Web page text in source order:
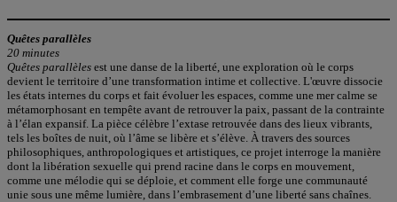
Quêtes parallèles
20 minutes
Quêtes parallèles est une danse de la liberté, une exploration où le corps
devient le territoire d’une transformation intime et collective. L'œuvre dissocie
les états internes du corps et fait évoluer les espaces, comme une mer calme se
métamorphosant en tempête avant de retrouver la paix, passant de la contrainte
à l’élan expansif. La pièce célèbre l’extase retrouvée dans des lieux vibrants,
tels les boîtes de nuit, où l’âme se libère et s’élève. À travers des sources
philosophiques, anthropologiques et artistiques, ce projet interroge la manière
dont la libération sexuelle qui prend racine dans le corps en mouvement,
comme une mélodie qui se déploie, et comment elle forge une communauté
unie sous une même lumière, dans l’embrasement d’une liberté sans chaînes.